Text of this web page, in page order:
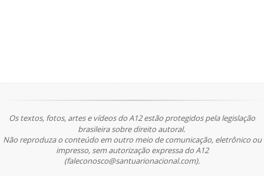
Os textos, fotos, artes e vídeos do A12 estão protegidos pela legislação
brasileira sobre direito autoral.
Não reproduza o conteúdo em outro meio de comunicação, eletrônico ou
impresso, sem autorização expressa do A12
(faleconosco@santuarionacional.com).